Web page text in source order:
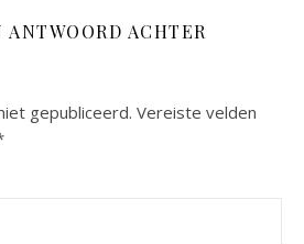
ANTWOORD ACHTER
gepubliceerd. Vereiste velden